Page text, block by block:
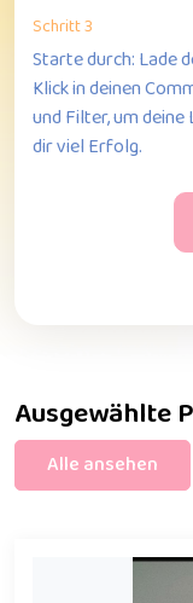
Schritt 3
Starte durch: Lade
Klick in deinen
und Filter, um
dir viel Erfolg.
Ausgewählte
Alle ansehen